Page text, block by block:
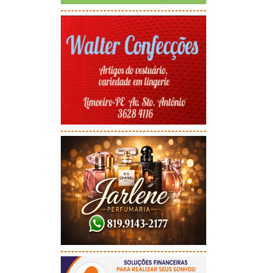
-----------------------------------------
-----------------------------------------
-----------------------------------------